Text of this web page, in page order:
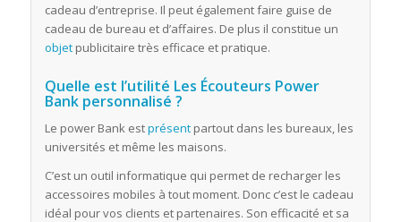
cadeau d’entreprise. Il peut également faire guise de
cadeau de bureau et d’affaires. De plus il constitue un
objetpublicitaire très efficace et pratique.
Quelle est l’utilité Les Écouteurs Power
Bank personnalisé ?
Le power Bank estprésentpartout dans les bureaux, les
universités et même les maisons.
C’est un outil informatique qui permet de recharger les
accessoires mobiles à tout moment. Donc c’est le cadeau
idéal pour vos clients et partenaires. Son efficacité et sa